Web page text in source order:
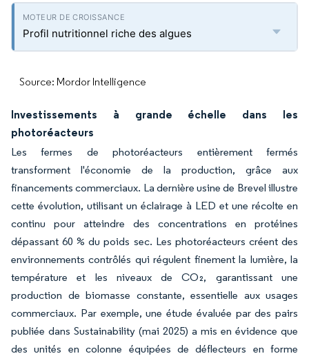
Profil nutritionnel riche des algues
Source: Mordor Intelligence
Investissements à grande échelle dans les
photoréacteurs
Les fermes de photoréacteurs entièrement fermés
transforment l'économie de la production, grâce aux
financements commerciaux. La dernière usine de Brevel illustre
cette évolution, utilisant un éclairage à LED et une récolte en
continu pour atteindre des concentrations en protéines
dépassant 60 % du poids sec. Les photoréacteurs créent des
environnements contrôlés qui régulent finement la lumière, la
température et les niveaux de CO₂, garantissant une
production de biomasse constante, essentielle aux usages
commerciaux. Par exemple, une étude évaluée par des pairs
publiée dans Sustainability (mai 2025) a mis en évidence que
des unités en colonne équipées de déflecteurs en forme